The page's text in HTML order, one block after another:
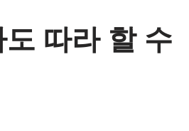
따라 할 수